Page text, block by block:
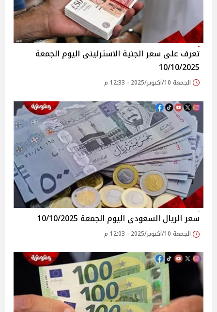
تعرف على سعر الجنية الاسترلينى اليوم الجمعة
10/10/2025
الجمعة 10/أكتوبر/2025 - 12:33 م
سعر الريال السعودى اليوم الجمعة 10/10/2025
الجمعة 10/أكتوبر/2025 - 12:03 م